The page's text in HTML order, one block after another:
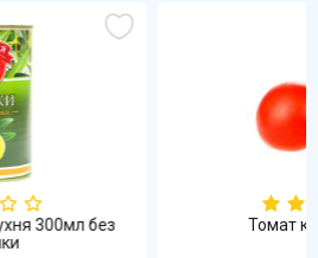
300мл без
Томат